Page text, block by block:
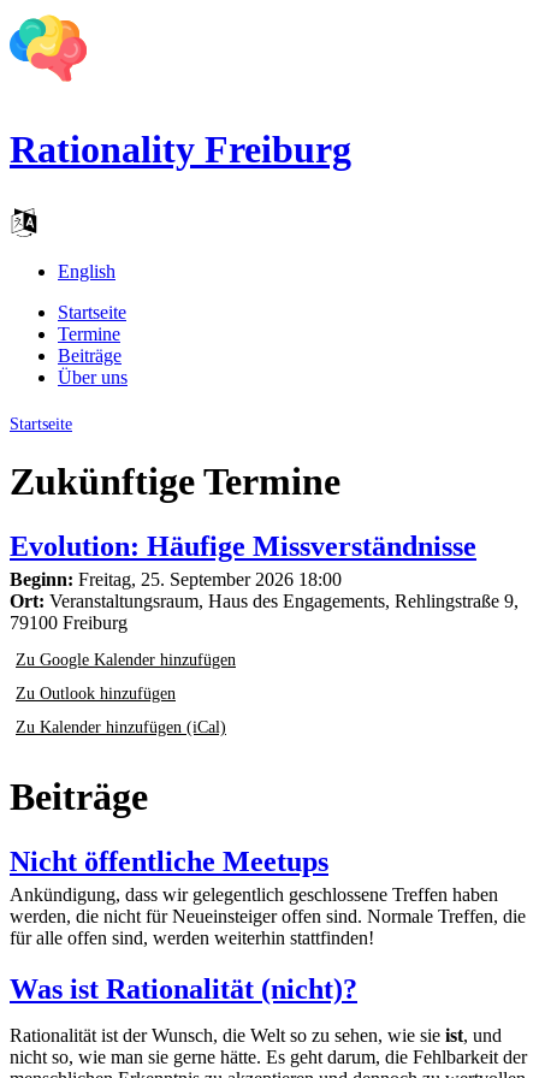
Rationality Freiburg
English
Startseite
Termine
Beiträge
Über uns
Startseite
Zukünftige Termine
Evolution: Häufige Missverständnisse
Beginn: Freitag, 25. September 2026 18:00
Ort: Veranstaltungsraum, Haus des Engagements, Rehlingstraße 9,
79100 Freiburg
Zu Google Kalender hinzufügen
Zu Outlook hinzufügen
Zu Kalender hinzufügen (iCal)
Beiträge
Nicht öffentliche Meetups
Ankündigung, dass wir gelegentlich geschlossene Treffen haben
werden, die nicht für Neueinsteiger offen sind. Normale Treffen, die
für alle offen sind, werden weiterhin stattfinden!
Was ist Rationalität (nicht)?
Rationalität ist der Wunsch, die Welt so zu sehen, wie sie ist, und
nicht so, wie man sie gerne hätte. Es geht darum, die Fehlbarkeit der